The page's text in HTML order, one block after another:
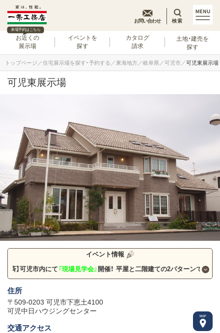
来場予約はこちら
お近くの
展示場
イベントを
探す
カタログ
請求
土地・建売を
探す
お問い合わせ 検索
トップページ 住宅展示場を探す・予約する 東海地方 岐阜県 可児市 可児東展示場
可児東展示場
住所
〒509-0203 可児市下恵土4100
可児中日ハウジングセンター
交通アクセス
イベント情報
内にて『現場見学会』開催！ 平屋と二階建ての2パターンで見学可能！